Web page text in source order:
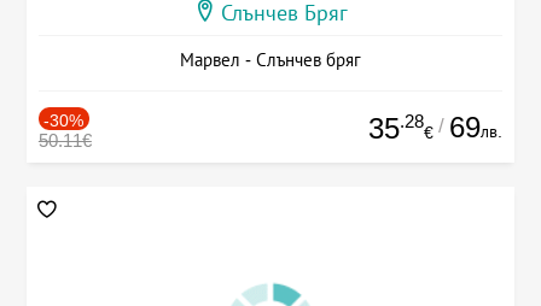
Слънчев Бряг
Марвел - Слънчев бряг
-30%
50.11€ 35.28
€ / 69лв.